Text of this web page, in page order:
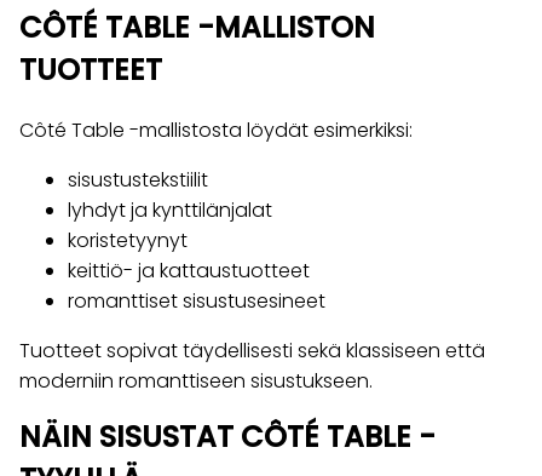
CÔTÉ TABLE -MALLISTON
TUOTTEET
Côté Table -mallistosta löydät esimerkiksi:
sisustustekstiilit
lyhdyt ja kynttilänjalat
koristetyynyt
keittiö- ja kattaustuotteet
romanttiset sisustusesineet
Tuotteet sopivat täydellisesti sekä klassiseen että
moderniin romanttiseen sisustukseen.
NÄIN SISUSTAT CÔTÉ TABLE -